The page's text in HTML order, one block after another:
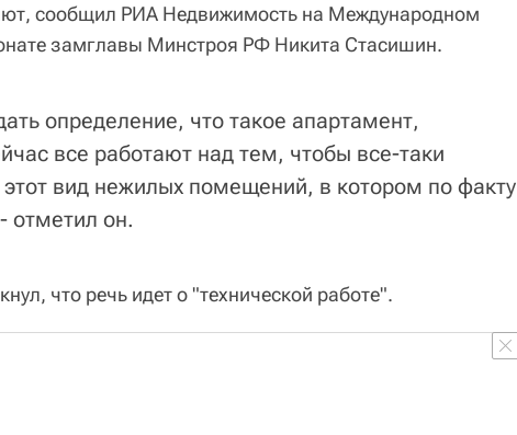
сообщил РИА Недвижимость на Международном
замглавы Минстроя РФ Никита Стасишин.
определение, что такое апартамент,
все работают над тем, чтобы все-таки
этот вид нежилых помещений, в котором по факту
отметил он.
что речь идет о "технической работе".